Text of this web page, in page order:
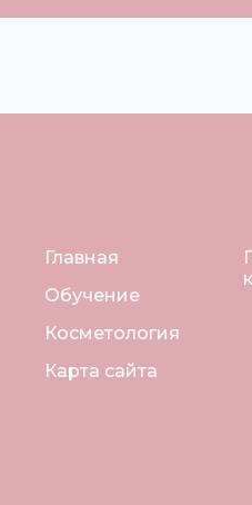
Главная
Обучение
Косметология
Карта сайта